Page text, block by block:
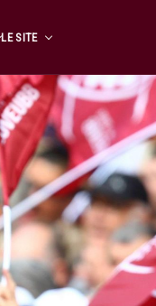
LE SITE